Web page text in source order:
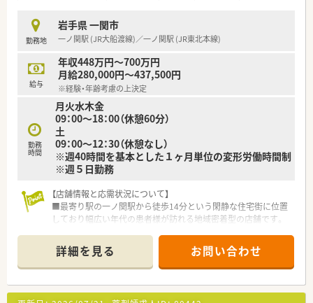
勤務地
岩手県 一関市
一ノ関駅 (JR大船渡線)／一ノ関駅 (JR東北本線)
給与
年収448万円～700万円
月給280,000円～437,500円
※経験・年齢考慮の上決定
勤務
時間
月火水木金
09：00～18：00（休憩60分）
土
09：00～12：30（休憩なし）
※週40時間を基本とした１ヶ月単位の変形労働時間制
※週５日勤務
【店舗情報と応需状況について】
■最寄り駅の一ノ関駅から徒歩14分という閑静な住宅街に位置
しており幅広い年代の患者様が訪れる地域密着型の店舗です。
たり約100枚の処方箋を薬剤師5名と事務4名で対応します。
■近隣のクリニックからの処方箋がメインであり地域の医療ニ
ーズに応える質の高いサービスを提供している魅力的な環境で
す。
詳細を見る お問い合わせ